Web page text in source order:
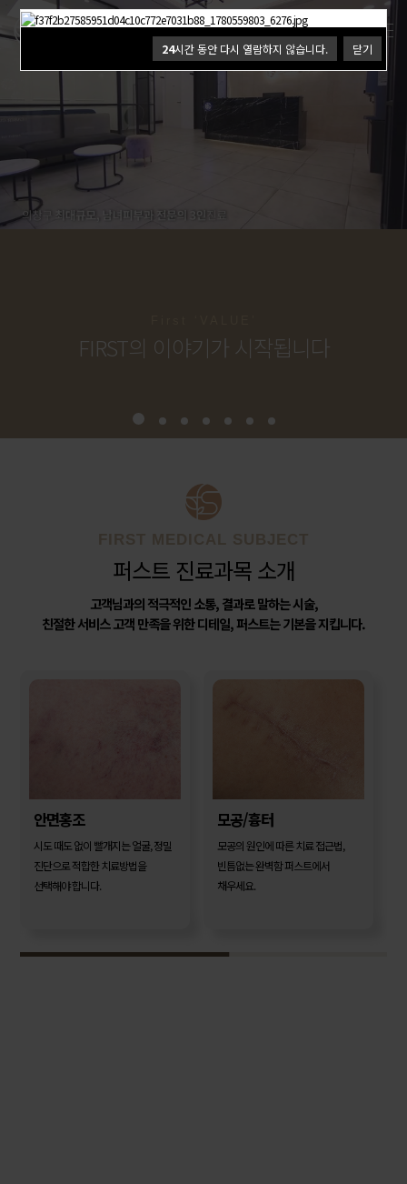
24시간 동안 다시 열람하지 않습니다. 닫기
24시간 동안 다시 열람하지 않습니다. 닫기
FIRST의 이야기가 시작됩니다
퍼스트 진료과목 소개
고객님과의 적극적인 소통, 결과로 말하는 시술,
친절한 서비스 고객 만족을 위한 디테일, 퍼스트는 기본을 지킵니다.
안면홍조
시도 때도 없이 빨개지는 얼굴, 정밀
진단으로 적합한 치료방법을
선택해야 합니다.
모공/흉터
모공의 원인에 따른 치료 접근법,
빈틈없는 완벽함 퍼스트에서
채우세요.